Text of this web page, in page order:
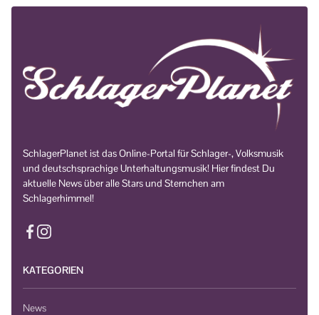
SchlagerPlanet ist das Online-Portal für Schlager-, Volksmusik
und deutschsprachige Unterhaltungsmusik! Hier findest Du
aktuelle News über alle Stars und Sternchen am
Schlagerhimmel!
KATEGORIEN
News